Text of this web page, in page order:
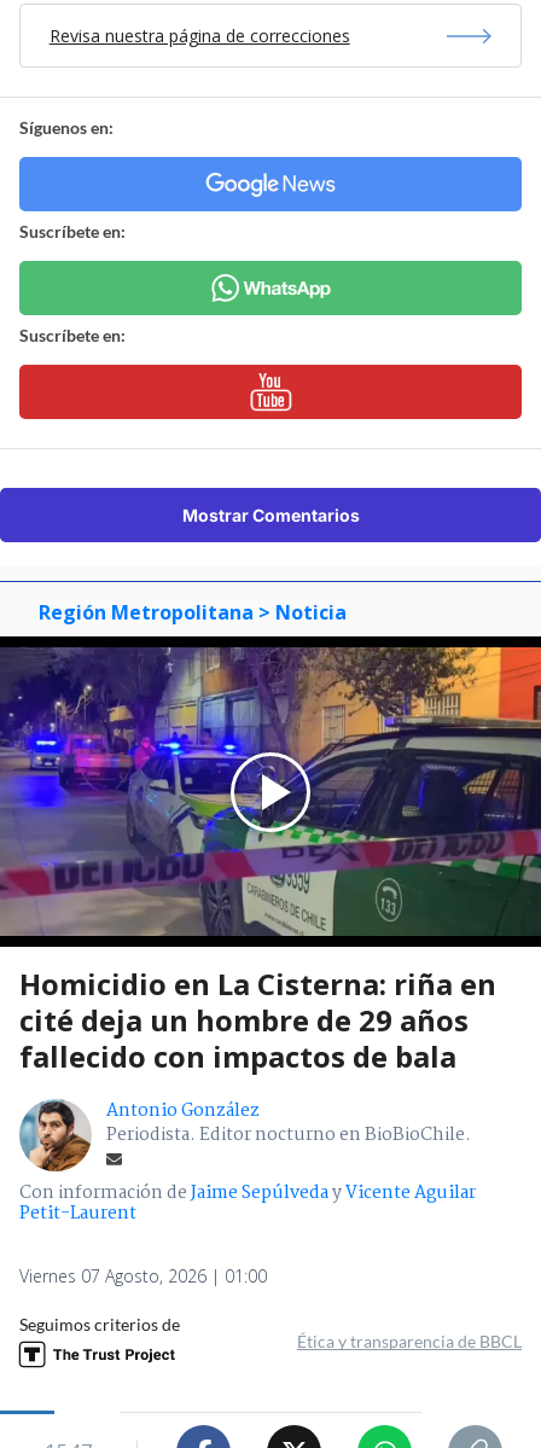
Revisa nuestra página de correcciones
Síguenos en:
Suscríbete en:
Suscríbete en:
Mostrar Comentarios
Región Metropolitana > Noticia
Homicidio en La Cisterna: riña en
cité deja un hombre de 29 años
fallecido con impactos de bala
Antonio González
Periodista. Editor nocturno en BioBioChile.
Con información deJaime SepúlvedayVicente Aguilar
Petit-Laurent
Viernes 07 Agosto, 2026 | 01:00
Seguimos criterios de
Ética y transparencia de BBCL